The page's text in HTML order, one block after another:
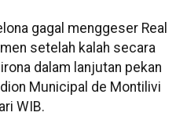
gagal menggeser Real
setelah kalah secara
dalam lanjutan pekan
Municipal de Montilivi
WIB.